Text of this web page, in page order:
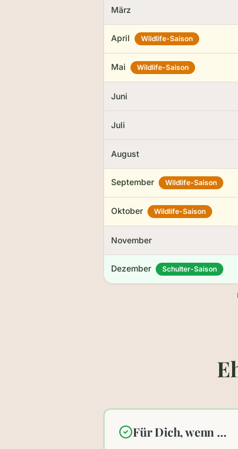
März
April Wildlife-Saison
Mai Wildlife-Saison
Juni
Juli
August
September Wildlife-Saison
Oktober Wildlife-Saison
November
Dezember Schulter-Saison
Für Dich, wenn …